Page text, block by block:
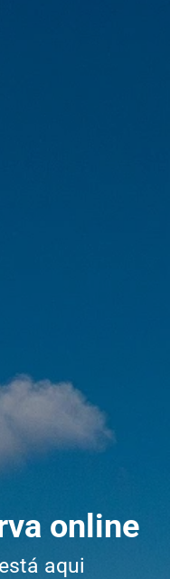
online
aqui